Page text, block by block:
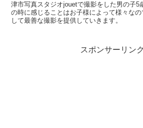
津市写真スタジオjouetで撮影をした男の子5
の時に感じることはお子様によって様々な
して最善な撮影を提供していきます。
スポンサーリンク